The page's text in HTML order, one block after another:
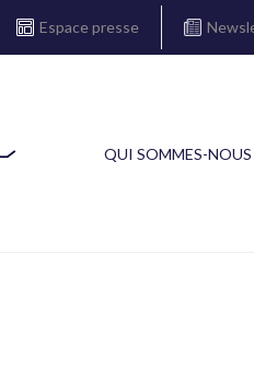
Espace presse
QUI SOMMES-NOUS